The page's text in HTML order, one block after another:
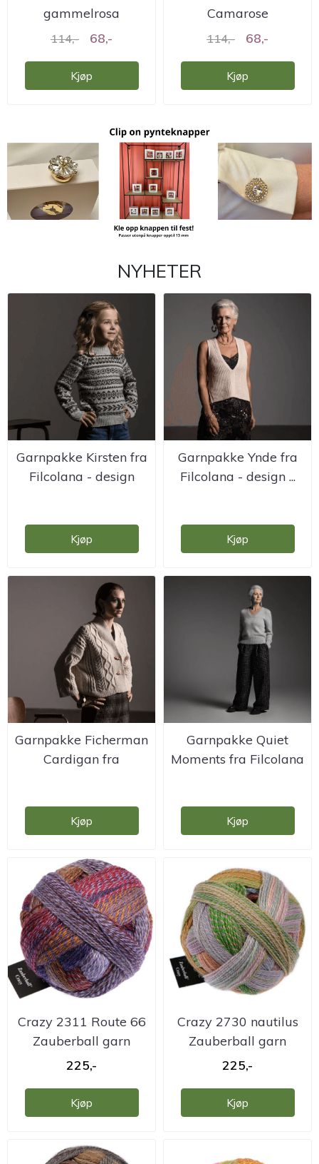
gammelrosa
Camarose
114,- 68,-
Kjøp
Camarose
114,- 68,-
Kjøp
NYHETER
Garnpakke Kirsten fra
Filcolana - design
Kjøp
Garnpakke Ynde fra
Filcolana - design ...
Kjøp
Garnpakke Ficherman
Cardigan fra
Kjøp
Garnpakke Quiet
Moments fra Filcolana
Kjøp
Crazy 2311 Route 66
Zauberball garn
225,-
Kjøp
Crazy 2730 nautilus
Zauberball garn
225,-
Kjøp